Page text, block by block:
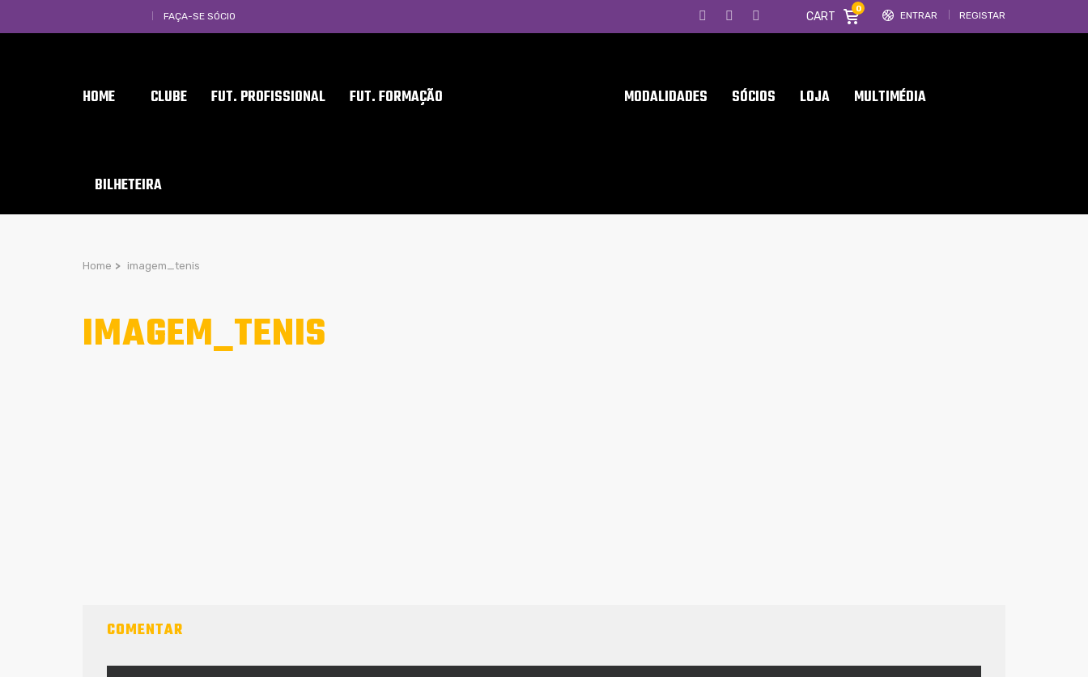
FAÇA-SE SÓCIO ENTRAR REGISTAR
CART
0
HOME CLUBE FUT. PROFISSIONAL FUT. FORMAÇÃO MODALIDADES SÓCIOS LOJA MULTIMÉDIA
BILHETEIRA
Home > imagem_tenis
IMAGEM_TENIS
COMENTAR